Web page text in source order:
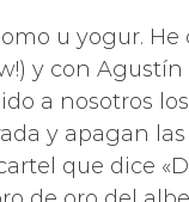
u yogur.
y con
a nosotros
y apagan las
que dice